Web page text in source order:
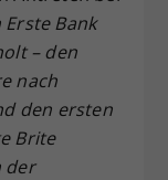
Bank
– den
nach
den ersten
Brite
der
Consent-
eine
die
Ihrer
falls der
eingestellt